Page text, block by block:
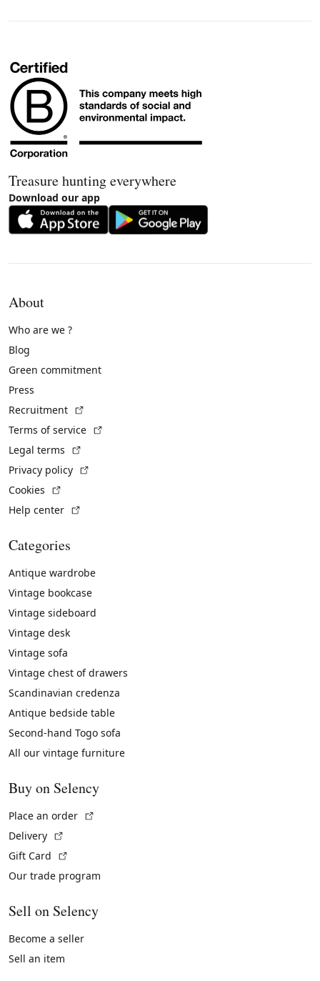
Treasure hunting everywhere
Download our app
About
Who are we ?
Blog
Green commitment
Press
Recruitment
Terms of service
Legal terms
Privacy policy
Cookies
Help center
Categories
Antique wardrobe
Vintage bookcase
Vintage sideboard
Vintage desk
Vintage sofa
Vintage chest of drawers
Scandinavian credenza
Antique bedside table
Second-hand Togo sofa
All our vintage furniture
Buy on Selency
Place an order
Delivery
Gift Card
Our trade program
Sell on Selency
Become a seller
Sell an item